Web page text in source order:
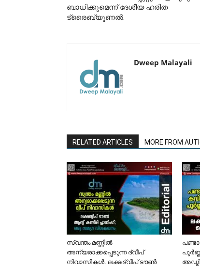
ബാധിക്കുമെന്ന് ദേശീയ ഹരിത
ട്രൈബ്യൂണൽ.
Dweep Malayali
RELATED ARTICLES MORE FROM
സ്വന്തം മണ്ണിൽ
അന്യരാക്കപ്പെടുന്ന ദ്വീപ്
നിവാസികൾ. ലക്ഷദ്വീപ് ടൗൺ